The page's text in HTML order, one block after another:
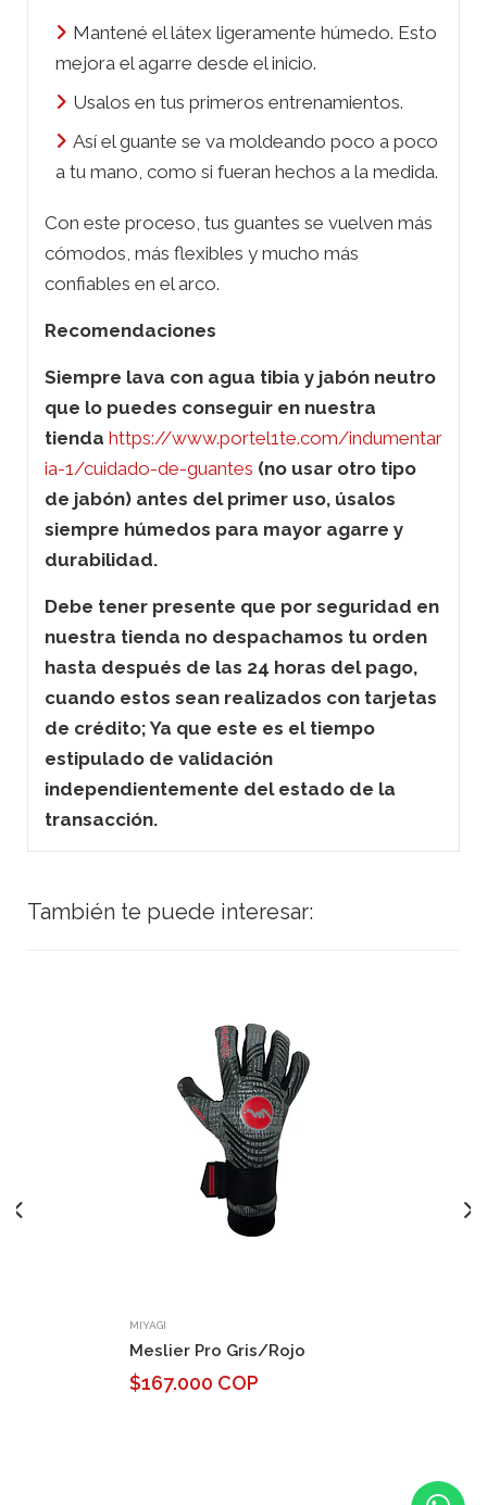
Mantené el látex ligeramente húmedo. Esto
mejora el agarre desde el inicio.
Usalos en tus primeros entrenamientos.
Así el guante se va moldeando poco a poco
a tu mano, como si fueran hechos a la medida.
Con este proceso, tus guantes se vuelven más
cómodos, más flexibles y mucho más
confiables en el arco.
Recomendaciones
Siempre lava con agua tibia y jabón neutro
que lo puedes conseguir en nuestra
tienda https://www.portel1te.com/indumentar
ia-1/cuidado-de-guantes (no usar otro tipo
de jabón) antes del primer uso, úsalos
siempre húmedos para mayor agarre y
durabilidad.
Debe tener presente que por seguridad en
nuestra tienda no despachamos tu orden
hasta después de las 24 horas del pago,
cuando estos sean realizados con tarjetas
de crédito; Ya que este es el tiempo
estipulado de validación
independientemente del estado de la
transacción.
También te puede interesar:
MIYAGI
Meslier Pro Gris/Rojo
$167.000 COP